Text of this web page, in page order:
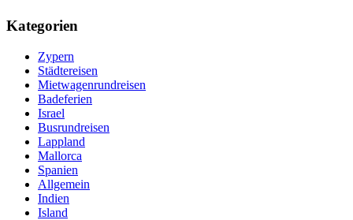
Kategorien
Zypern
Städtereisen
Mietwagenrundreisen
Badeferien
Israel
Busrundreisen
Lappland
Mallorca
Spanien
Allgemein
Indien
Island